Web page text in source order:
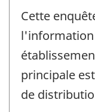
Cette
l'information
principale
de